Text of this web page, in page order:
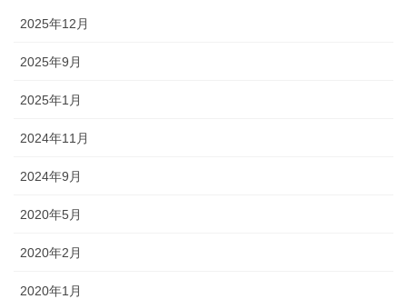
2025年12月
2025年9月
2025年1月
2024年11月
2024年9月
2020年5月
2020年2月
2020年1月